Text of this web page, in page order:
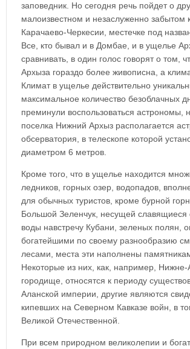
заповедник. Но сегодня речь пойдет о
малоизвестном и незаслуженно забытом
Карачаево-Черкесии, местечке под
Все, кто бывал и в Домбае, и в ущелье
сравнивать, в один голос говорят о том,
Архыза гораздо более живописна, а
Климат в ущелье действительно
максимальное количество безоблачных
преминули воспользоваться астрономы,
поселка Нижний Архыз располагается
обсерватория, в телескопе которой
диаметром 6 метров.
Кроме того, что в ущелье находится
ледников, горных озер, водопадов,
для обычных туристов, кроме бурной
Большой Зеленчук, несущей славящиеся
воды навстречу Кубани, зеленых полян,
богатейшими по своему разнообразию
лесами, места эти наполнены
Некоторые из них, как, например, Нижне-
городище, относятся к периоду
Аланской империи, другие являются
кипевших на Северном Кавказе войн, в
Великой Отечественной.
При всем природном великолепии и